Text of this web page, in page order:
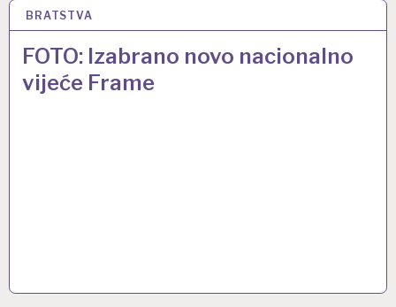
BRATSTVA
FOTO: Izabrano novo nacionalno
vijeće Frame
11 LIS 2016